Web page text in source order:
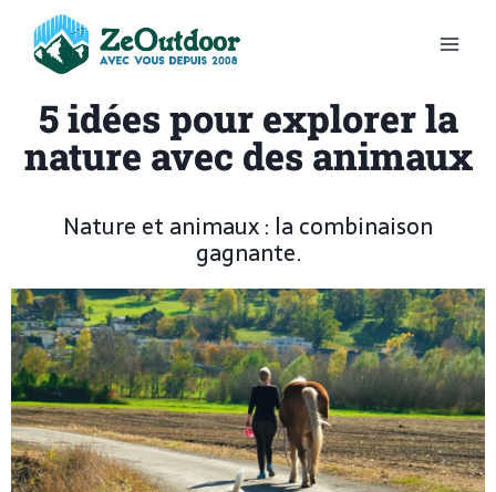
5 idées pour explorer la
nature avec des animaux
Nature et animaux : la combinaison
gagnante.